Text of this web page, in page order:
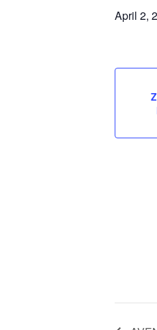
April 2,